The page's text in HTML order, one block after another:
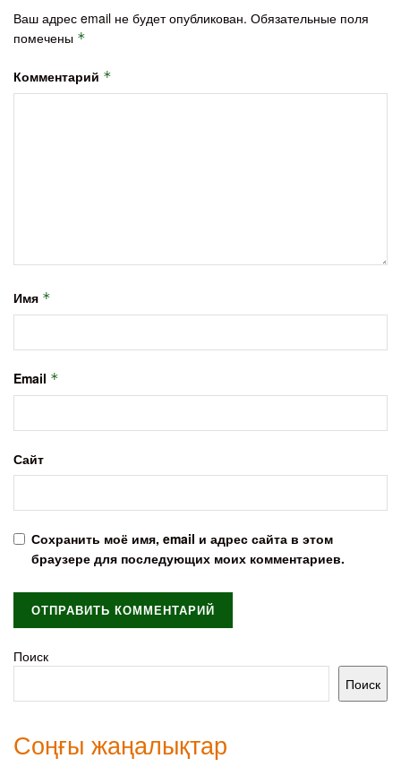
Ваш адрес email не будет опубликован. Обязательные поля
помечены *
Комментарий *
Имя *
Email *
Сайт
Сохранить моё имя, email и адрес сайта в этом
браузере для последующих моих комментариев.
Поиск
Поиск
Соңғы жаңалықтар